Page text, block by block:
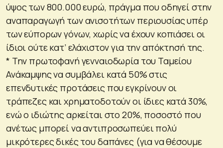
ύψος των 800.000 ευρώ, πράγμα που οδηγεί στην
αναπαραγωγή των ανισοτήτων περιουσίας υπέρ
των εύπορων γόνων, χωρίς να έχουν κοπιάσει οι
ίδιοι ούτε κατ’ ελάχιστον για την απόκτησή της.
* Την πρωτοφανή γενναιοδωρία του Ταμείου
Ανάκαμψης να συμβάλει κατά 50% στις
επενδυτικές προτάσεις που εγκρίνουν οι
τράπεζες και χρηματοδοτούν οι ίδιες κατά 30%,
ενώ ο ιδιώτης αρκείται στο 20%, ποσοστό που
ανέτως μπορεί να αντιπροσωπεύει πολύ
μικρότερες δικές του δαπάνες (για να θέσουμε